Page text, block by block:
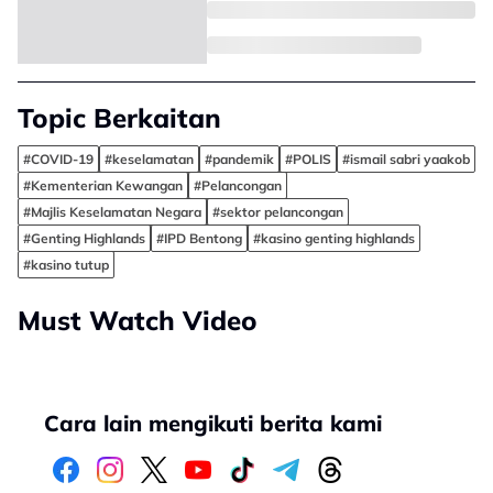
Topic Berkaitan
#COVID-19 #keselamatan #pandemik #POLIS
#ismail sabri yaakob
#Kementerian Kewangan
#Pelancongan
#Majlis Keselamatan Negara
#sektor pelancongan
#Genting Highlands
#IPD Bentong
#kasino genting highlands
#kasino tutup
Must Watch Video
Cara lain mengikuti berita kami